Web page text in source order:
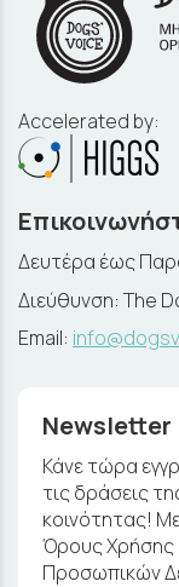
Accelerated by:
Δευτέρα έως
Διεύθυνση: The
Email:
Newsletter
Κάνε τώρα
τις δράσεις
κοινότητας!
Όρους Χρήσης
Προσωπικών